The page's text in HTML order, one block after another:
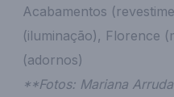
Acabamentos
(iluminação), Florence
(adornos)
**Fotos: Mariana